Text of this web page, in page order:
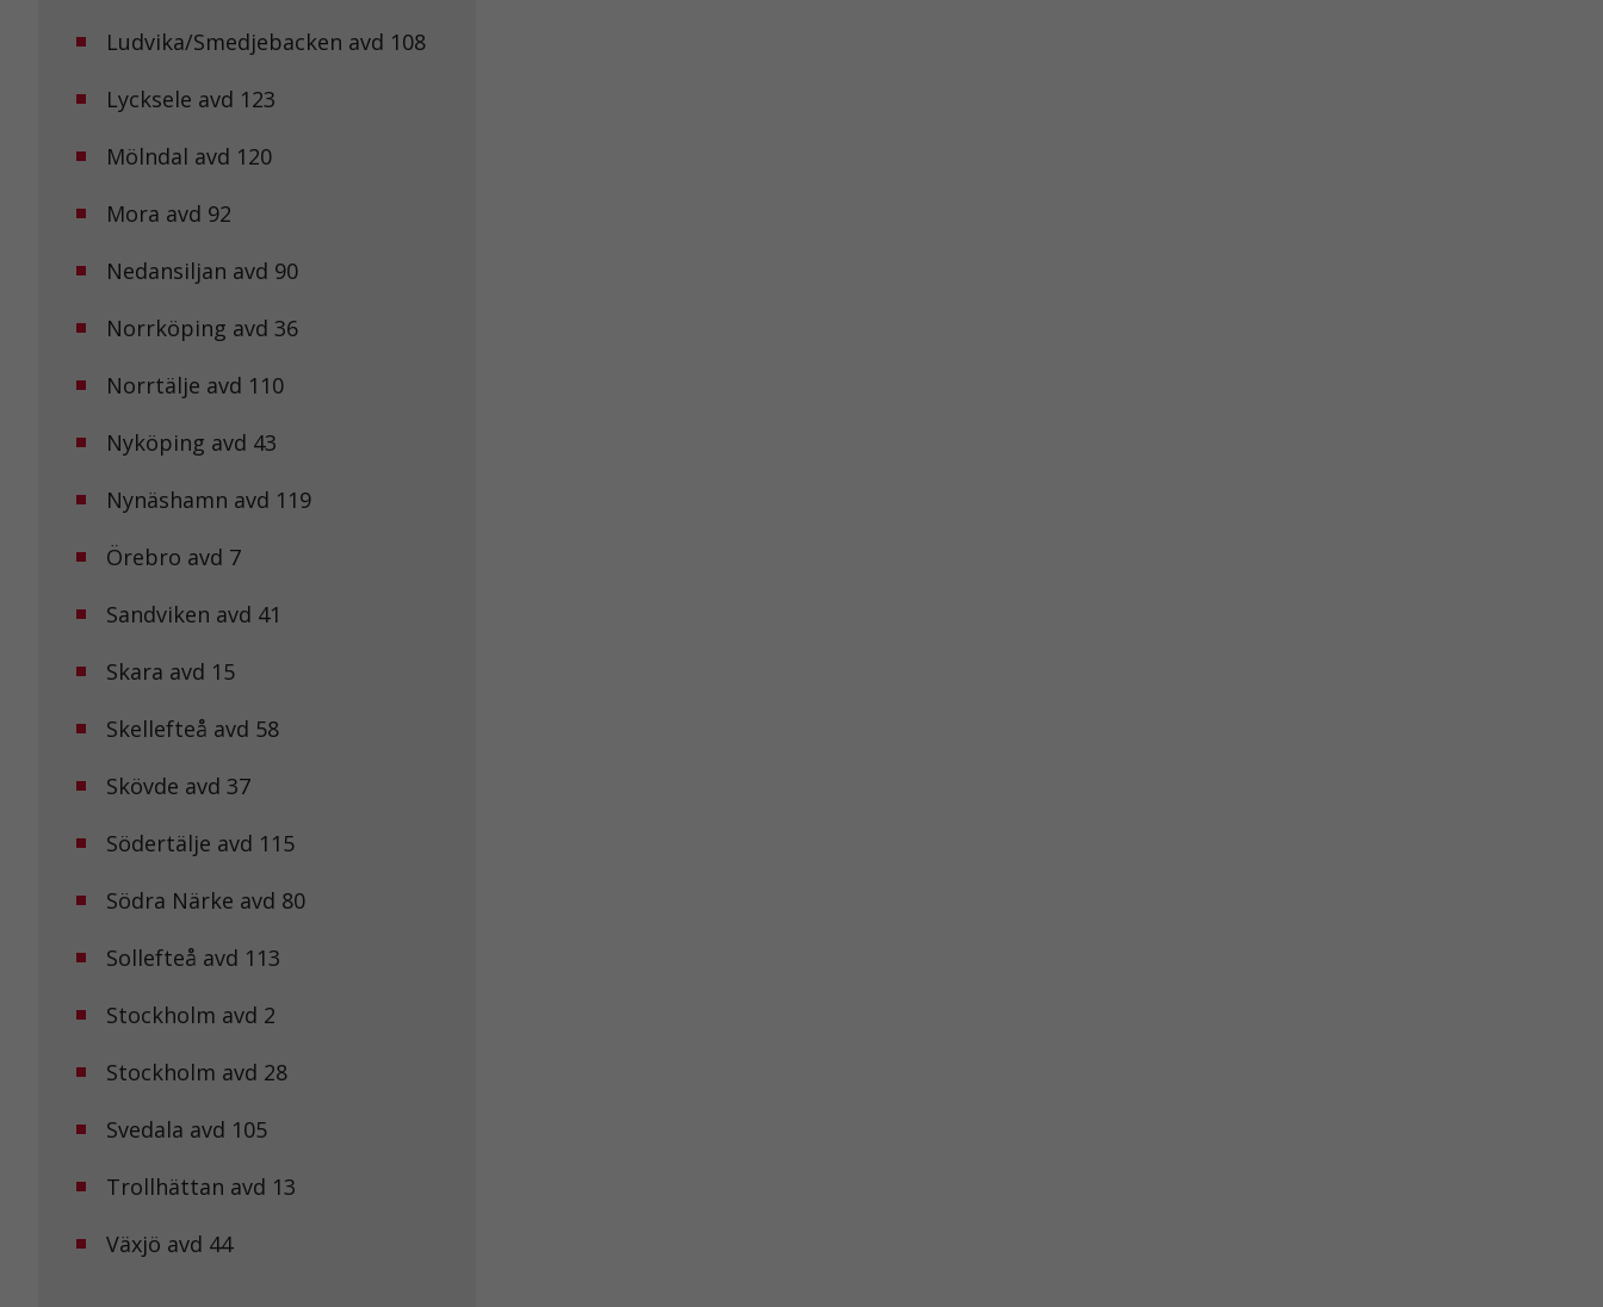
Ludvika/Smedjebacken avd 108
Lycksele avd 123
Mölndal avd 120
Mora avd 92
Nedansiljan avd 90
Norrköping avd 36
Norrtälje avd 110
Nyköping avd 43
Nynäshamn avd 119
Örebro avd 7
Sandviken avd 41
Skara avd 15
Skellefteå avd 58
Skövde avd 37
Södertälje avd 115
Södra Närke avd 80
Sollefteå avd 113
Stockholm avd 2
Stockholm avd 28
Svedala avd 105
Trollhättan avd 13
Växjö avd 44